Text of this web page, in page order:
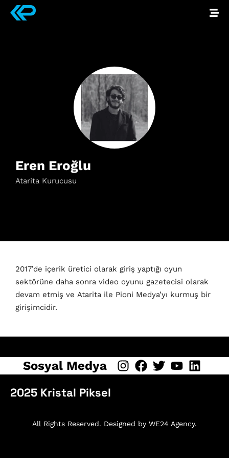
Eren Eroğlu
Atarita Kurucusu
2017’de içerik üretici olarak giriş yaptığı oyun
sektörüne daha sonra video oyunu gazetecisi olarak
devam etmiş ve Atarita ile Pioni Medya’yı kurmuş bir
girişimcidir.
Sosyal Medya
2025 Kristal Piksel
All Rights Reserved. Designed by WE24 Agency.